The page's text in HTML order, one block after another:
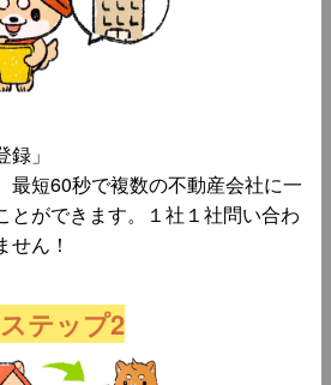
」
最短60秒で複数の不動産会社に一
とができます。１社１社問い合わ
ん！
ステップ2